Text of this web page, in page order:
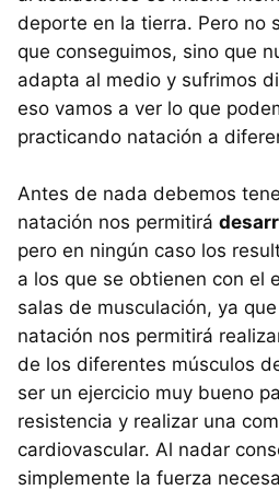
deporte en la tierra. Pero no
que conseguimos, sino que
adapta al medio y sufrimos
eso vamos a ver lo que
practicando natación a
Antes de nada debemos
natación nos permitirá
pero en ningún caso los
a los que se obtienen con el
salas de musculación, ya
natación nos permitirá
de los diferentes músculos
ser un ejercicio muy bueno
resistencia y realizar una
cardiovascular. Al nadar
simplemente la fuerza